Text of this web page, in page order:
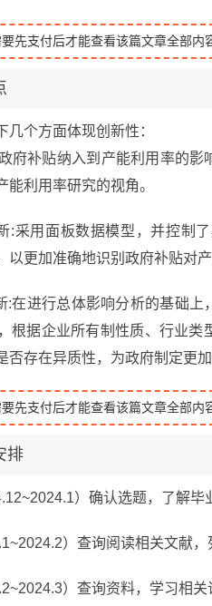
先支付后才能查看该篇文章全部内
几个方面体现创新性：
府补贴纳入到产能利用率的
利用率研究的视角。
:采用面板数据模型，并控制
以更加准确地识别政府补贴对产
:在进行总体影响分析的基础
根据企业所有制性质、行业
否存在异质性，为政府制定更
先支付后才能查看该篇文章全部内
排
）确认选题，了解毕
）查询阅读相关文献，
）查询资料，学习相关